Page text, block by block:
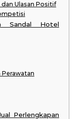
Ulasan Positif
Sandal Hotel
Perlengkapan